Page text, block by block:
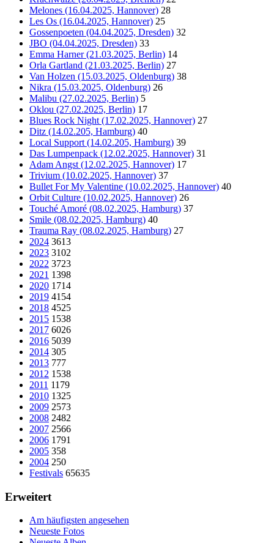
Melones (16.04.2025, Hannover) 28
Les Os (16.04.2025, Hannover) 25
Gossenpoeten (04.04.2025, Dresden) 32
JBO (04.04.2025, Dresden) 33
Emma Harner (21.03.2025, Berlin) 14
Orla Gartland (21.03.2025, Berlin) 27
Van Holzen (15.03.2025, Oldenburg) 38
Nikra (15.03.2025, Oldenburg) 26
Malibu (27.02.2025, Berlin) 5
Oklou (27.02.2025, Berlin) 17
Blues Rock Night (17.02.2025, Hannover) 27
Ditz (14.02.205, Hamburg) 40
Local Support (14.02.205, Hamburg) 39
Das Lumpenpack (12.02.2025, Hannover) 31
Adam Angst (12.02.2025, Hannover) 17
Trivium (10.02.2025, Hannover) 37
Bullet For My Valentine (10.02.2025, Hannover) 40
Orbit Culture (10.02.2025, Hannover) 26
Touché Amoré (08.02.2025, Hamburg) 37
Smile (08.02.2025, Hamburg) 40
Trauma Ray (08.02.2025, Hamburg) 27
2024 3613
2023 3102
2022 3723
2021 1398
2020 1714
2019 4154
2018 4525
2015 1538
2017 6026
2016 5039
2014 305
2013 777
2012 1538
2011 1179
2010 1325
2009 2573
2008 2482
2007 2566
2006 1791
2005 358
2004 250
Festivals 65635
Erweitert
Am häufigsten angesehen
Neueste Fotos